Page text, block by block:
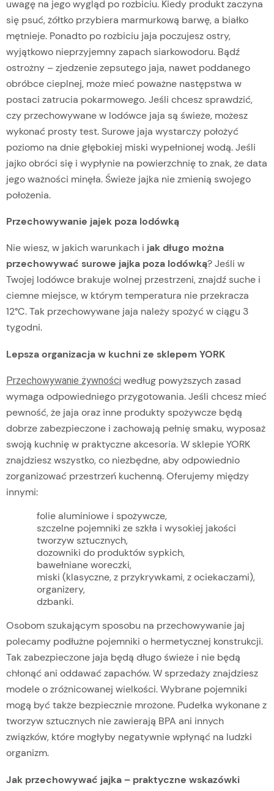
uwagę na jego wygląd po rozbiciu. Kiedy produkt zaczyna
się psuć, żółtko przybiera marmurkową barwę, a białko
mętnieje. Ponadto po rozbiciu jaja poczujesz ostry,
wyjątkowo nieprzyjemny zapach siarkowodoru. Bądź
ostrożny – zjedzenie zepsutego jaja, nawet poddanego
obróbce cieplnej, może mieć poważne następstwa w
postaci zatrucia pokarmowego. Jeśli chcesz sprawdzić,
czy przechowywane w lodówce jaja są świeże, możesz
wykonać prosty test. Surowe jaja wystarczy położyć
poziomo na dnie głębokiej miski wypełnionej wodą. Jeśli
jajko obróci się i wypłynie na powierzchnię to znak, że data
jego ważności minęła. Świeże jajka nie zmienią swojego
położenia.
Przechowywanie jajek poza lodówką
Nie wiesz, w jakich warunkach i jak długo można
przechowywać surowe jajka poza lodówką? Jeśli w
Twojej lodówce brakuje wolnej przestrzeni, znajdź suche i
ciemne miejsce, w którym temperatura nie przekracza
12°C. Tak przechowywane jaja należy spożyć w ciągu 3
tygodni.
Lepsza organizacja w kuchni ze sklepem YORK
Przechowywanie żywności według powyższych zasad
wymaga odpowiedniego przygotowania. Jeśli chcesz mieć
pewność, że jaja oraz inne produkty spożywcze będą
dobrze zabezpieczone i zachowają pełnię smaku, wyposaż
swoją kuchnię w praktyczne akcesoria. W sklepie YORK
znajdziesz wszystko, co niezbędne, aby odpowiednio
zorganizować przestrzeń kuchenną. Oferujemy między
innymi:
folie aluminiowe i spożywcze,
szczelne pojemniki ze szkła i wysokiej jakości
tworzyw sztucznych,
dozowniki do produktów sypkich,
bawełniane woreczki,
miski (klasyczne, z przykrywkami, z ociekaczami),
organizery,
dzbanki.
Osobom szukającym sposobu na przechowywanie jaj
polecamy podłużne pojemniki o hermetycznej konstrukcji.
Tak zabezpieczone jaja będą długo świeże i nie będą
chłonąć ani oddawać zapachów. W sprzedaży znajdziesz
modele o zróżnicowanej wielkości. Wybrane pojemniki
mogą być także bezpiecznie mrożone. Pudełka wykonane z
tworzyw sztucznych nie zawierają BPA ani innych
związków, które mogłyby negatywnie wpłynąć na ludzki
organizm.
Jak przechowywać jajka – praktyczne wskazówki